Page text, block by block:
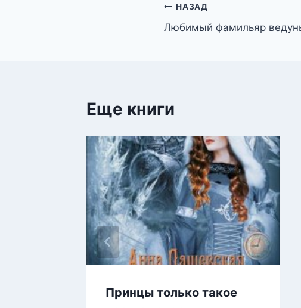
Навигация
по
НАЗАД
Любимый фамильяр
Еще книги
Принцы только такое